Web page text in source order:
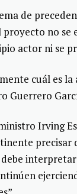
de
no se
actor ni se
cuál es
Guerrero
Irving
precisar